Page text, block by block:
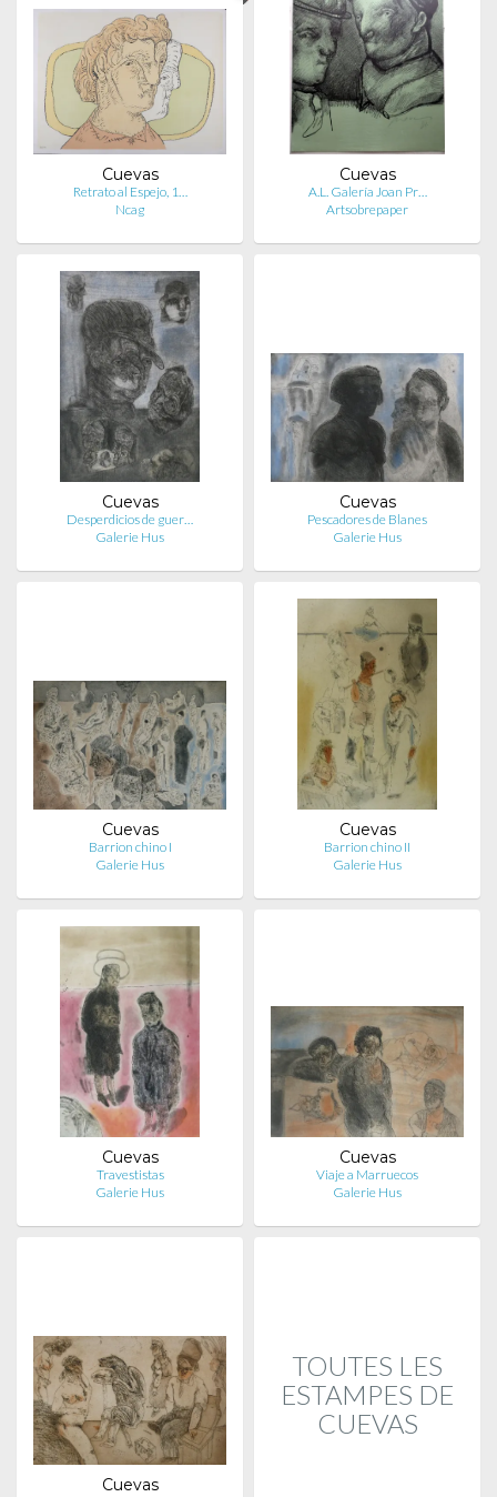
Cuevas
Retrato al Espejo, 1…
Ncag
Cuevas
A.L. Galería Joan Pr…
Artsobrepaper
Cuevas
Desperdicios de guer…
Galerie Hus
Cuevas
Pescadores de Blanes
Galerie Hus
Cuevas
Barrion chino I
Galerie Hus
Cuevas
Barrion chino II
Galerie Hus
Cuevas
Travestistas
Galerie Hus
Cuevas
Viaje a Marruecos
Galerie Hus
Cuevas
TOUTES LES
ESTAMPES DE
CUEVAS